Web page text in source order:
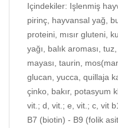
Içindekiler: Işlenmiş
pirinç, hayvansal yağ,
proteini, mısır gluteni,
yağı, balık aroması,
mayası, taurin,
glucan, yucca, quillaja
çinko, bakır, potasyum
vit.; d, vit.; e, vit.; c, vit
B7 (biotin) - B9 (folik